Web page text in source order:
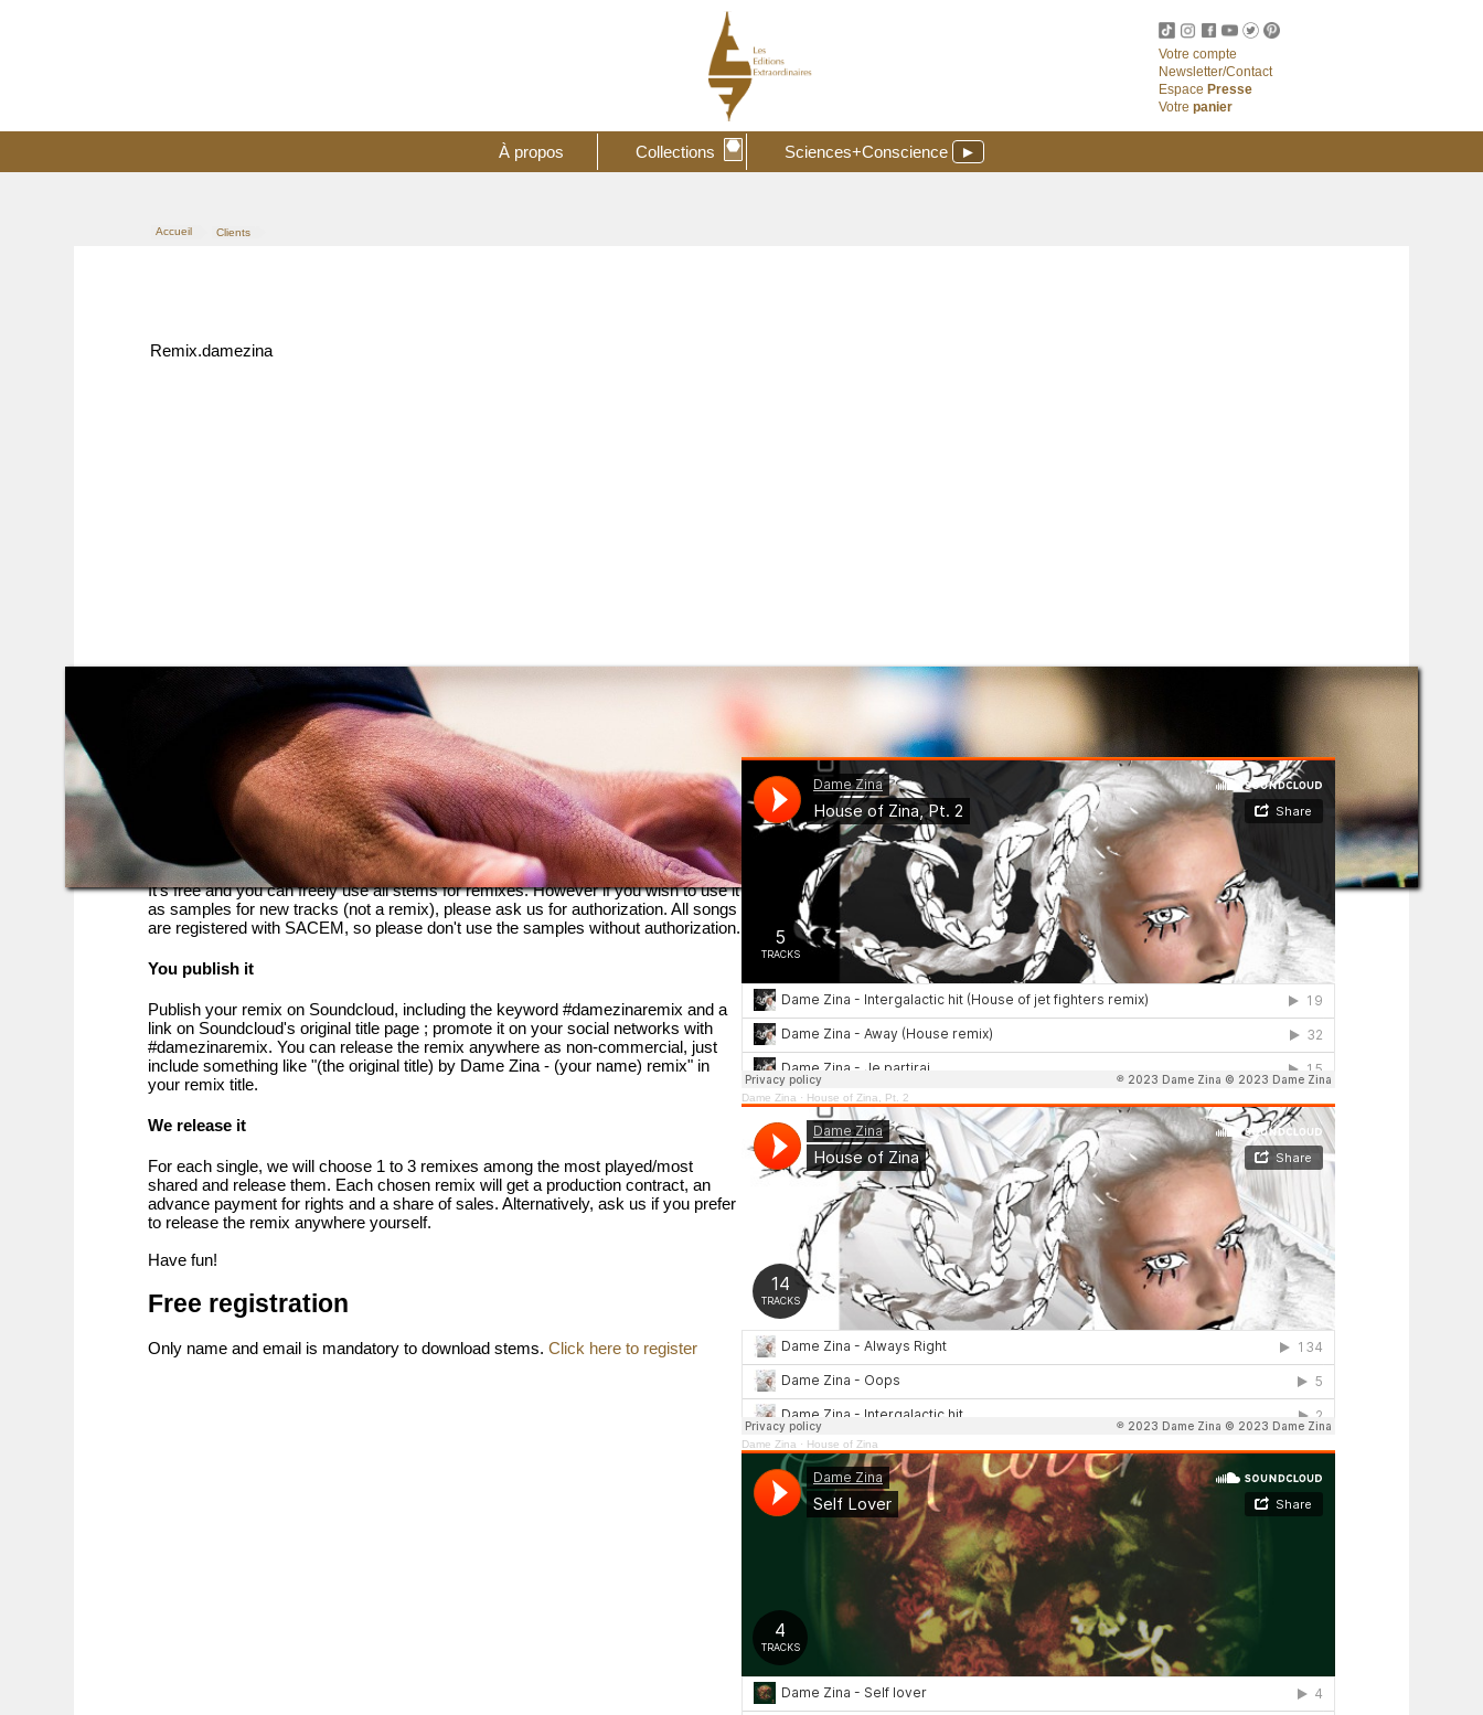
Votre compte
Newsletter/Contact
Espace Presse
Votre panier
À propos Collections ⬣ Sciences+Conscience ►
Accueil Clients
Remix.damezina
Remix Dame Zina
Dame Zina · House of Zina, Pt. 2
Dame Zina · House of Zina
Just register below and you can download the stems. We will publish stems
regularily.
It's free and you can freely use all stems for remixes. However if you wish to use it
as samples for new tracks (not a remix), please ask us for authorization. All songs
are registered with SACEM, so please don't use the samples without authorization.
You publish it
Publish your remix on Soundcloud, including the keyword #damezinaremix and a
link on Soundcloud's original title page ; promote it on your social networks with
#damezinaremix. You can release the remix anywhere as non-commercial, just
include something like "(the original title) by Dame Zina - (your name) remix" in
your remix title.
We release it
For each single, we will choose 1 to 3 remixes among the most played/most
shared and release them. Each chosen remix will get a production contract, an
advance payment for rights and a share of sales. Alternatively, ask us if you prefer
to release the remix anywhere yourself.
Have fun!
Free registration
Only name and email is mandatory to download stems.Click here to register